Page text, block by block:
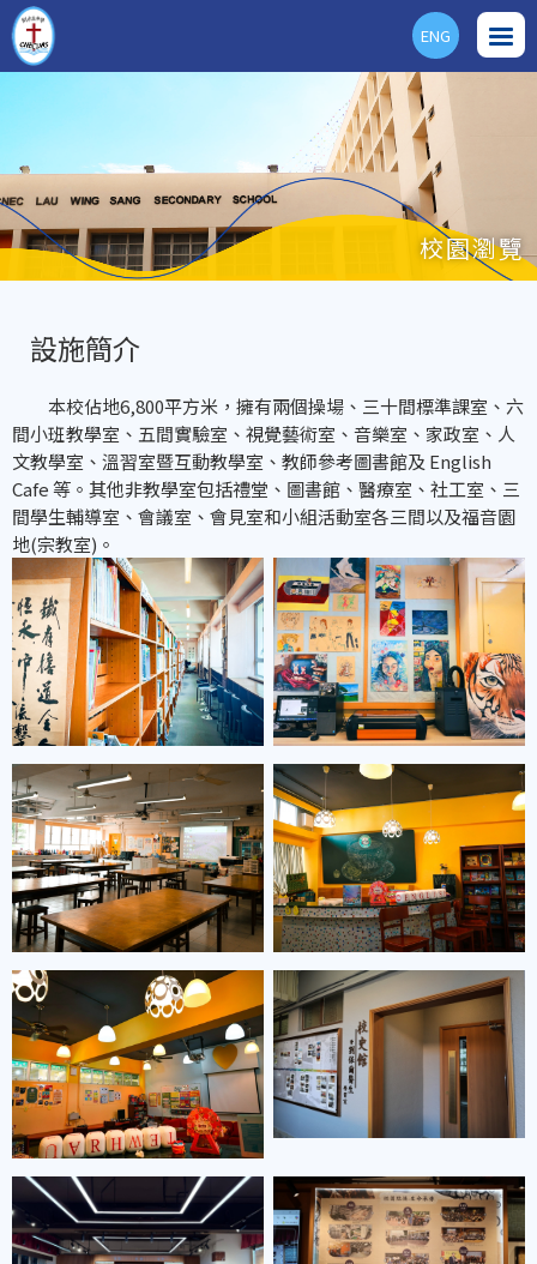
ENG
校園瀏覽
設施簡介
本校佔地6,800平方米，擁有兩個操場、三十間標準課室、六
間小班教學室、五間實驗室、視覺藝術室、音樂室、家政室、人
文教學室、溫習室暨互動教學室、教師參考圖書館及 English
Cafe 等。其他非教學室包括禮堂、圖書館、醫療室、社工室、三
間學生輔導室、會議室、會見室和小組活動室各三間以及福音園
地(宗教室)。